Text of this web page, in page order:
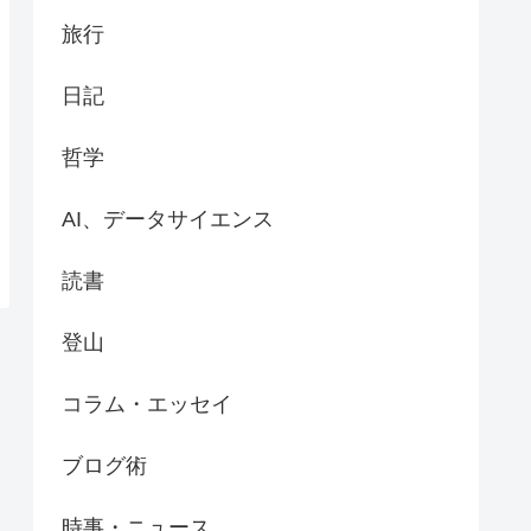
旅行
日記
哲学
AI、データサイエンス
読書
登山
コラム・エッセイ
ブログ術